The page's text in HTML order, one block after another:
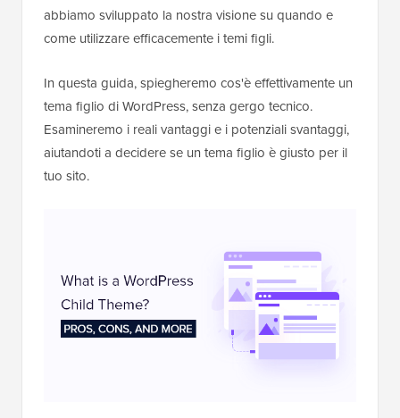
abbiamo sviluppato la nostra visione su quando e
come utilizzare efficacemente i temi figli.
In questa guida, spiegheremo cos'è effettivamente un
tema figlio di WordPress, senza gergo tecnico.
Esamineremo i reali vantaggi e i potenziali svantaggi,
aiutandoti a decidere se un tema figlio è giusto per il
tuo sito.